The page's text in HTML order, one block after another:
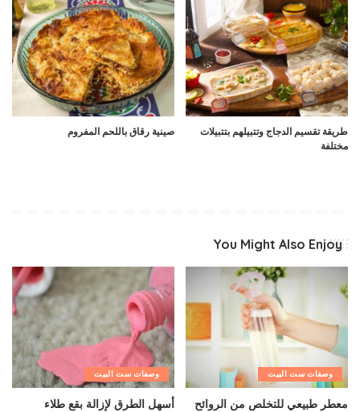
طريقة تقسيم الدجاج وتتبيلهم بتتبيلات
مختلفة
صينية رقاق باللحم المفروم
You Might Also Enjoy
وصفات ست البيت
معطر طبيعي للتخلص من الروائح
وصفات ست البيت
أسهل الطرق لإزالة بقع طلاء